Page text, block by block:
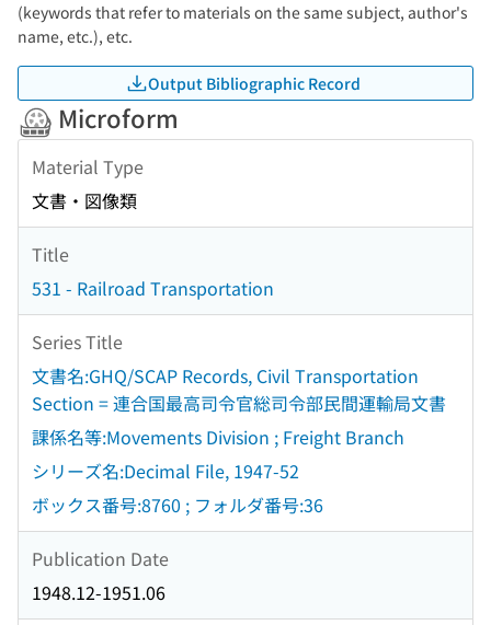
(keywords that refer to materials on the same subject, author's
name, etc.), etc.
Output Bibliographic Record
Microform
Material Type
文書・図像類
Title
531 - Railroad Transportation
Series Title
文書名:GHQ/SCAP Records, Civil Transportation
Section = 連合国最高司令官総司令部民間運輸局文書
課係名等:Movements Division ; Freight Branch
シリーズ名:Decimal File, 1947-52
ボックス番号:8760 ; フォルダ番号:36
Publication Date
1948.12-1951.06